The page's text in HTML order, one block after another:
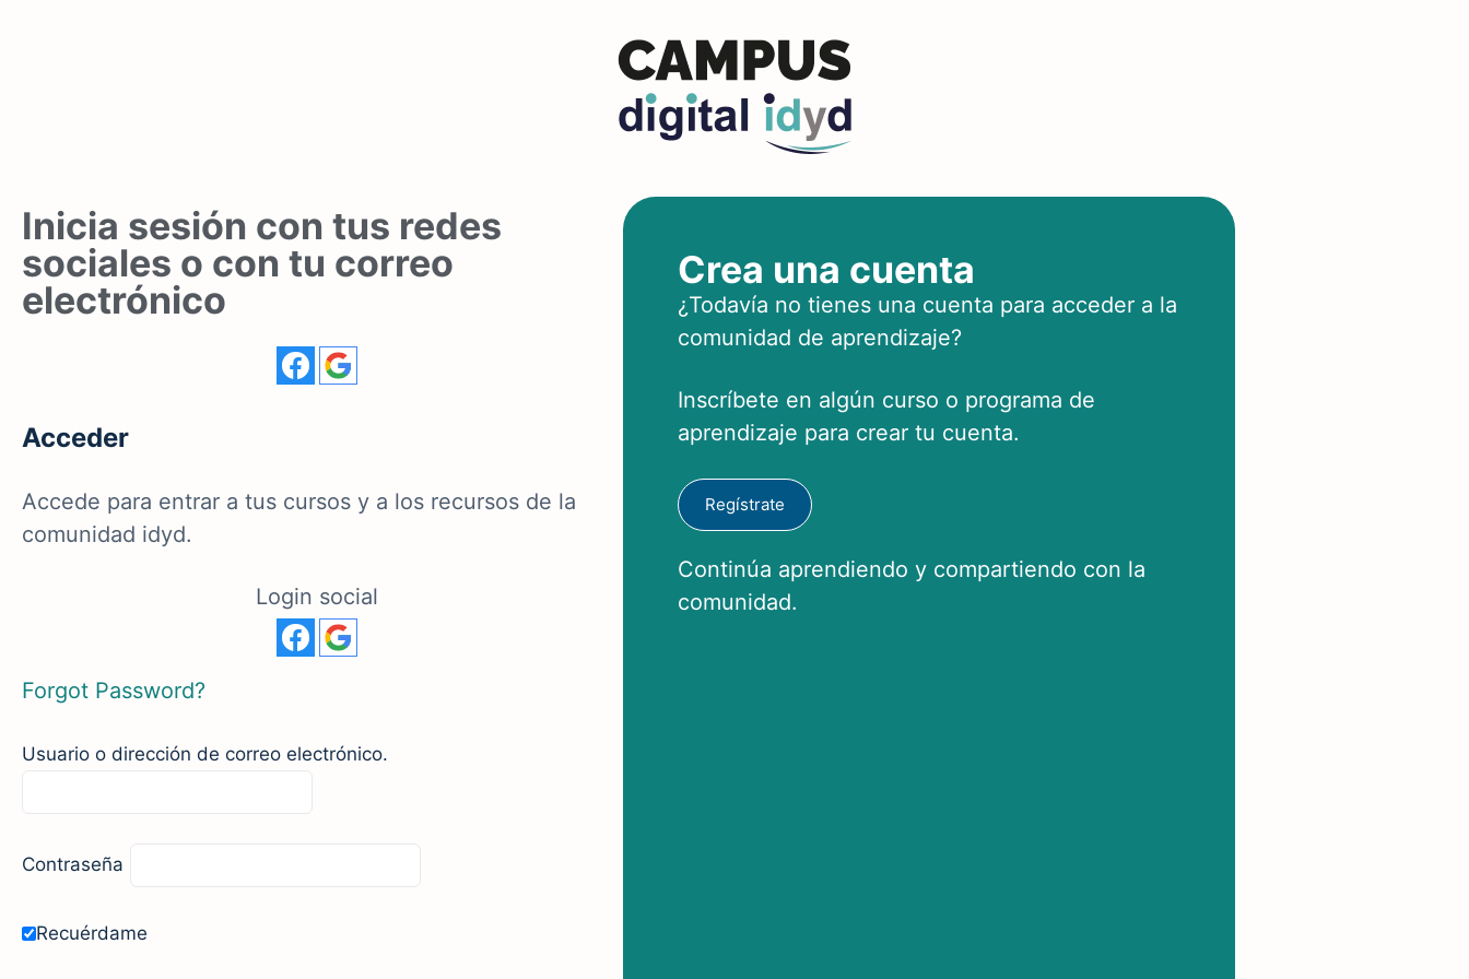
Inicia sesión con tus redes
sociales o con tu correo
electrónico
Acceder
Accede para entrar a tus cursos y a los recursos de la
comunidad idyd.
Login social
Forgot Password?
Usuario o dirección de correo electrónico.
Contraseña
Recuérdame
Crea una cuenta
¿Todavía no tienes una cuenta para acceder a la
comunidad de aprendizaje?
Inscríbete en algún curso o programa de
aprendizaje para crear tu cuenta.
Regístrate
Continúa aprendiendo y compartiendo con la
comunidad.